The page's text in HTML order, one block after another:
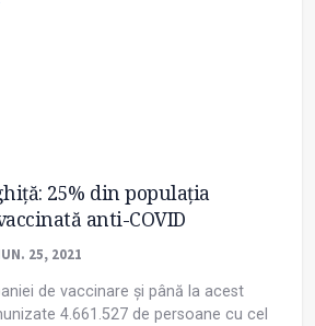
25% din populația
anti-COVID
25, 2021
de vaccinare și până la acest
4.661.527 de persoane cu cel